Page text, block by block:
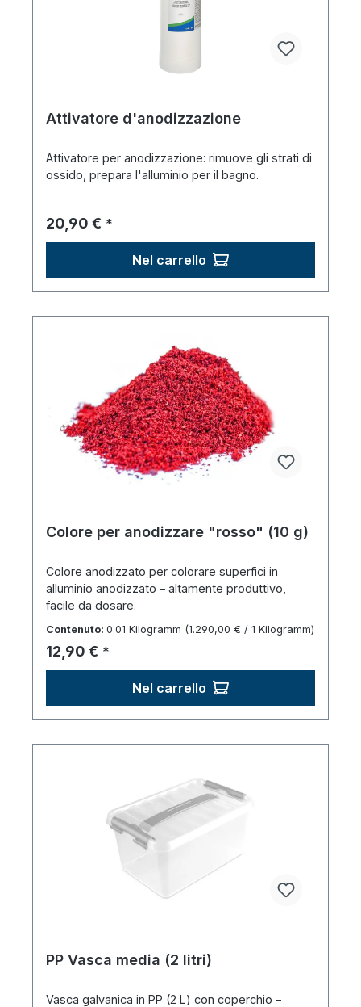
Attivatore d'anodizzazione
Attivatore per anodizzazione: rimuove gli strati di
ossido, prepara l'alluminio per il bagno.
Prezzo normale:
20,90 € *
Nel carrello
Colore per anodizzare "rosso" (10 g)
Colore anodizzato per colorare superfici in
alluminio anodizzato – altamente produttivo,
facile da dosare.
Contenuto: 0.01 Kilogramm (1.290,00 € / 1 Kilogramm)
Prezzo normale:
12,90 € *
Nel carrello
PP Vasca media (2 litri)
Vasca galvanica in PP (2 L) con coperchio –